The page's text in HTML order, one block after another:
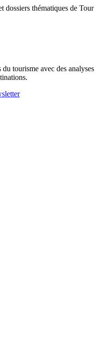
dossiers thématiques de Tour
tourisme avec des analyses